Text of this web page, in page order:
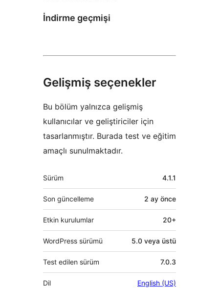
İndirme geçmişi
Gelişmiş seçenekler
Bu bölüm yalnızca gelişmiş
kullanıcılar ve geliştiriciler için
tasarlanmıştır. Burada test ve eğitim
amaçlı sunulmaktadır.
Meta
Sürüm 4.1.1
Son güncelleme 2 ay önce
Etkin kurulumlar 20+
WordPress sürümü 5.0 veya üstü
Test edilen sürüm 7.0.3
Dil English (US)